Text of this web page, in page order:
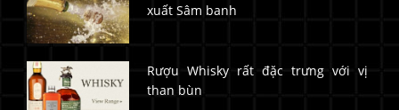
xuất Sâm banh
Rượu Whisky rất đặc trưng với vị
than bùn